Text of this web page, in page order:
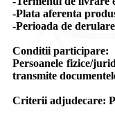
-Plata aferenta
-Perioada de
Conditii participare:
Persoanele fizice/
transmite
Criterii adjudecare: